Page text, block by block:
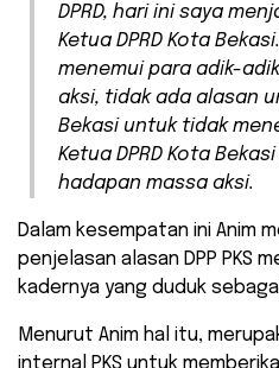
DPRD, hari ini saya
Ketua DPRD Kota
menemui para adik-
aksi, tidak ada alasan
Bekasi untuk tidak
Ketua DPRD Kota
hadapan massa aksi.
Dalam kesempatan ini Anim
penjelasan alasan DPP PKS
kadernya yang duduk sebagai
Menurut Anim hal itu,